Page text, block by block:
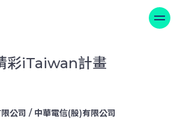
精彩iTaiwan計畫
彩iTaiwan計畫
公司 / 中華電信(股)有限公司